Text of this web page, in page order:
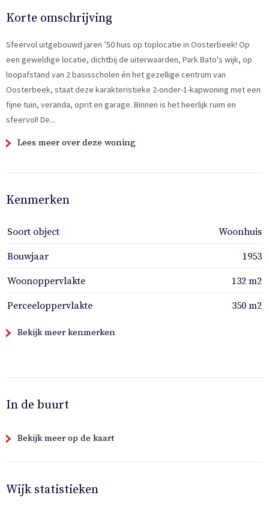
Korte omschrijving
Sfeervol uitgebouwd jaren ’50 huis op toplocatie in Oosterbeek! Op
een geweldige locatie, dichtbij de uiterwaarden, Park Bato's wijk, op
loopafstand van 2 basisscholen én het gezellige centrum van
Oosterbeek, staat deze karakteristieke 2-onder-1-kapwoning met een
fijne tuin, veranda, oprit en garage. Binnen is het heerlijk ruim en
sfeervol! De...
Lees meer over deze woning
Kenmerken
Soort object Woonhuis
Bouwjaar 1953
Woonoppervlakte 132 m2
Perceeloppervlakte 350 m2
Bekijk meer kenmerken
In de buurt
Bekijk meer op de kaart
Wijk statistieken